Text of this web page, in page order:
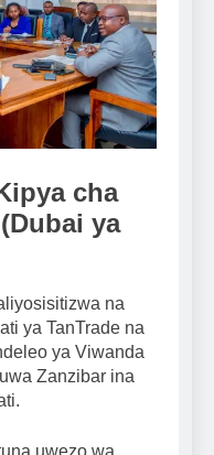
cha
ya
na
ya TanTrade na
ya Viwanda
Zanzibar ina
uwezo wa